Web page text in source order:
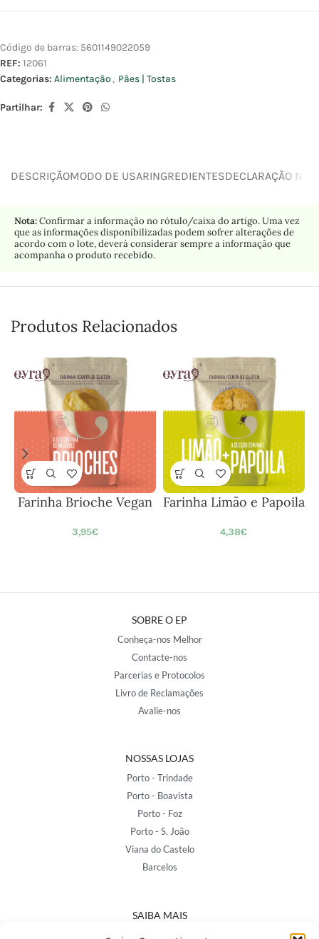
Código de barras: 5601149022059
REF: 12061
Categorias: Alimentação , Pães | Tostas
Partilhar:
DESCRIÇÃOMODO DE USARINGREDIENTESDECLARAÇÃO
Nota:Confirmar a informação no rótulo/caixa do artigo. Uma vez
que as informações disponibilizadas podem sofrer alterações de
acordo com o lote, deverá considerar sempre a informação que
acompanha o produto recebido.
Produtos Relacionados
Farinha Brioche Vegan
3,95€
Farinha Limão e Papoila
4,38€
SOBRE O EP
Conheça-nos Melhor
Contacte-nos
Parcerias e Protocolos
Livro de Reclamações
Avalie-nos
NOSSAS LOJAS
Porto - Trindade
Porto - Boavista
Porto - Foz
Porto - S. João
Viana do Castelo
Barcelos
SAIBA MAIS
Política de Privacidade